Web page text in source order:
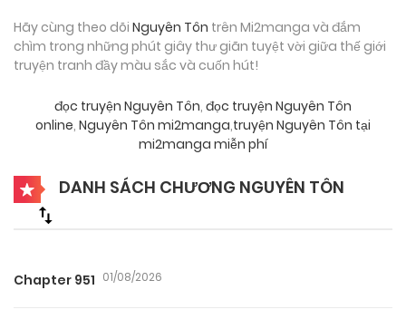
Hãy cùng theo dõi Nguyên Tôn trên Mi2manga và đắm
chìm trong những phút giây thư giãn tuyệt vời giữa thế giới
truyện tranh đầy màu sắc và cuốn hút!
đọc truyện Nguyên Tôn, đọc truyện Nguyên Tôn
online, Nguyên Tôn mi2manga,truyện Nguyên Tôn tại
mi2manga miễn phí
DANH SÁCH CHƯƠNG NGUYÊN TÔN
Chapter 951 01/08/2026